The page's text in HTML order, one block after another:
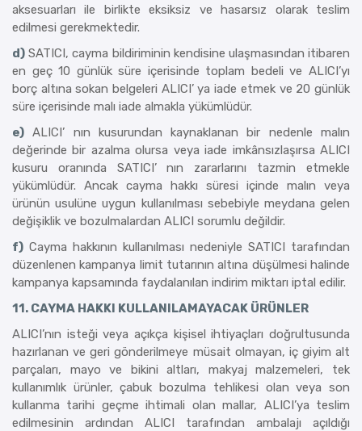
aksesuarları ile birlikte eksiksiz ve hasarsız olarak teslim
edilmesi gerekmektedir.
d) SATICI, cayma bildiriminin kendisine ulaşmasından itibaren
en geç 10 günlük süre içerisinde toplam bedeli ve ALICI’yı
borç altına sokan belgeleri ALICI’ ya iade etmek ve 20 günlük
süre içerisinde malı iade almakla yükümlüdür.
e) ALICI’ nın kusurundan kaynaklanan bir nedenle malın
değerinde bir azalma olursa veya iade imkânsızlaşırsa ALICI
kusuru oranında SATICI’ nın zararlarını tazmin etmekle
yükümlüdür. Ancak cayma hakkı süresi içinde malın veya
ürünün usulüne uygun kullanılması sebebiyle meydana gelen
değişiklik ve bozulmalardan ALICI sorumlu değildir.
f) Cayma hakkının kullanılması nedeniyle SATICI tarafından
düzenlenen kampanya limit tutarının altına düşülmesi halinde
kampanya kapsamında faydalanılan indirim miktarı iptal edilir.
11. CAYMA HAKKI KULLANILAMAYACAK ÜRÜNLER
ALICI’nın isteği veya açıkça kişisel ihtiyaçları doğrultusunda
hazırlanan ve geri gönderilmeye müsait olmayan, iç giyim alt
parçaları, mayo ve bikini altları, makyaj malzemeleri, tek
kullanımlık ürünler, çabuk bozulma tehlikesi olan veya son
kullanma tarihi geçme ihtimali olan mallar, ALICI’ya teslim
edilmesinin ardından ALICI tarafından ambalajı açıldığı